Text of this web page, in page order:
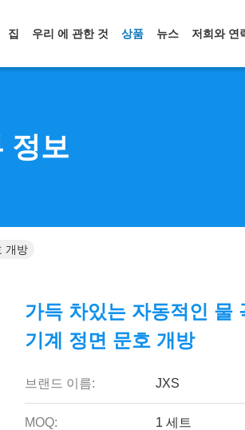
집 우리 에 관한 것 상품 뉴스 저희와 연
정보
개방
가득 차있는 자동적인 물
기계 정면 문호 개방
브랜드 이름: JXS
MOQ: 1 세트